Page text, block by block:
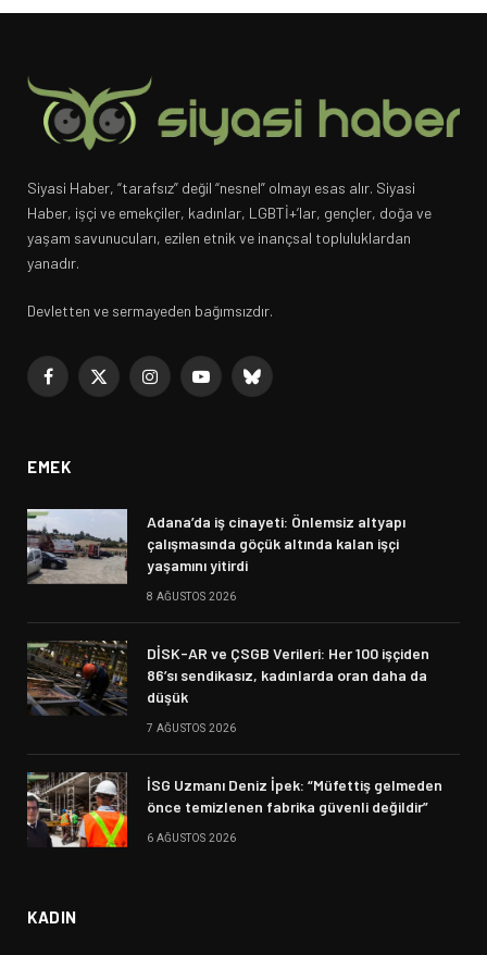
Siyasi Haber, “tarafsız” değil “nesnel” olmayı esas alır. Siyasi
Haber, işçi ve emekçiler, kadınlar, LGBTİ+’lar, gençler, doğa ve
yaşam savunucuları, ezilen etnik ve inançsal topluluklardan
yanadır.
Devletten ve sermayeden bağımsızdır.
Facebook
X
InstagramYouTubeBluesky
EMEK
Adana’da iş cinayeti: Önlemsiz altyapı
çalışmasında göçük altında kalan işçi
yaşamını yitirdi
8 AĞUSTOS 2026
DİSK-AR ve ÇSGB Verileri: Her 100 işçiden
86’sı sendikasız, kadınlarda oran daha da
düşük
7 AĞUSTOS 2026
İSG Uzmanı Deniz İpek: “Müfettiş gelmeden
önce temizlenen fabrika güvenli değildir”
6 AĞUSTOS 2026
KADIN